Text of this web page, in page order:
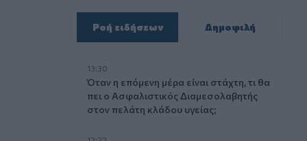
Ροή ειδήσεων Δημοφιλή
13:30
Όταν η επόμενη μέρα είναι στάχτη, τι θα
πει ο Ασφαλιστικός Διαμεσολαβητής
στον πελάτη κλάδου υγείας;